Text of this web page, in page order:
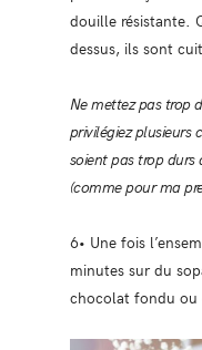
douille résistante.
dessus, ils sont
Ne mettez pas trop
privilégiez plusieurs
soient pas trop durs
(comme pour ma
6• Une fois
minutes sur du
chocolat fondu ou